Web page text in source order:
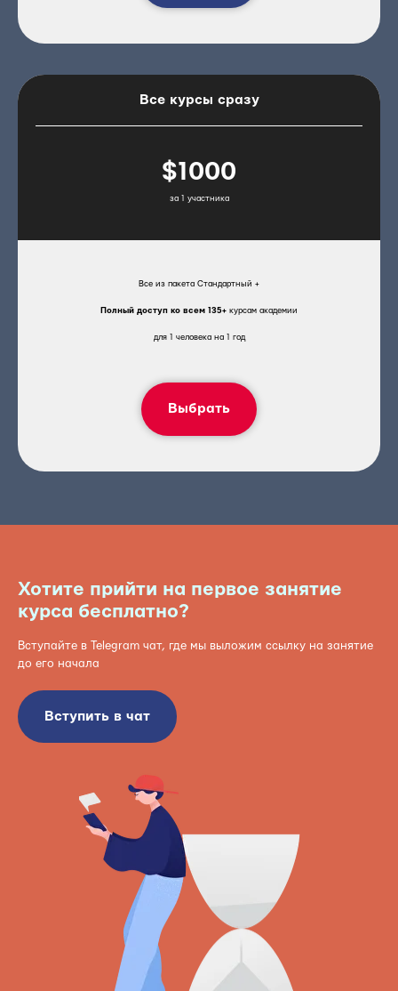
Все курсы сразу
$1000
за 1 участника
Все из пакета Стандартный +
Полный доступ ко всем 135+ курсам академии
для 1 человека на 1 год
Выбрать
Хотите прийти на первое занятие
курса бесплатно?
Вступайте в Telegram чат, где мы выложим ссылку на занятие
до его начала
Вступить в чат